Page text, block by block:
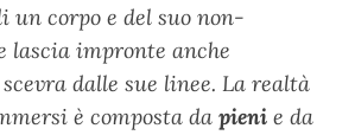
corpo e del suo non-
lascia impronte anche
dalle sue linee. La realtà
è composta da pieni e da